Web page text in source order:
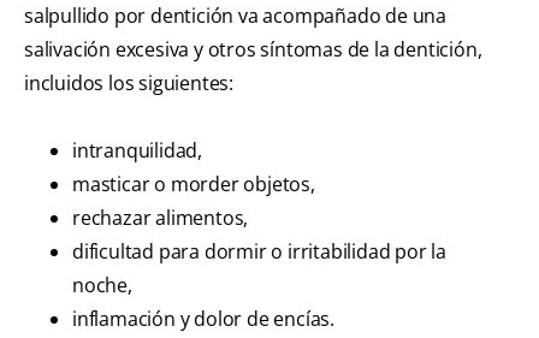
salpullido por dentición va acompañado de una
salivación excesiva y otros síntomas de la dentición,
incluidos los siguientes:
intranquilidad,
masticar o morder objetos,
rechazar alimentos,
dificultad para dormir o irritabilidad por la
noche,
inflamación y dolor de encías.